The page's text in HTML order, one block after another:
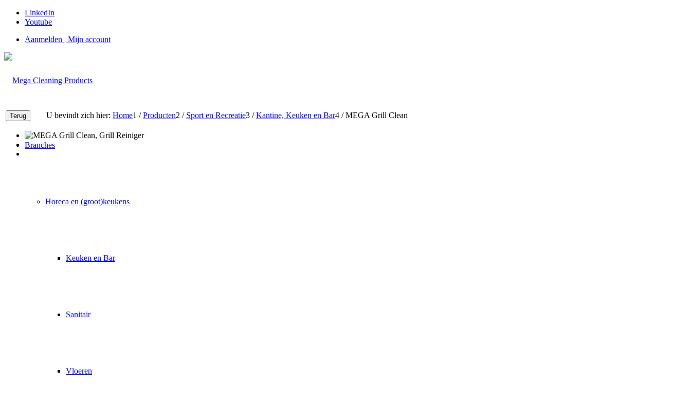
LinkedIn
Youtube
Aanmelden | Mijn account
Branches
Horeca en (groot)keukens
Keuken en Bar
Sanitair
Vloeren
U bevindt zich hier: Home1 / Producten2 / Sport en Recreatie3 / Kantine, Keuken en Bar4 / MEGA Grill Clean